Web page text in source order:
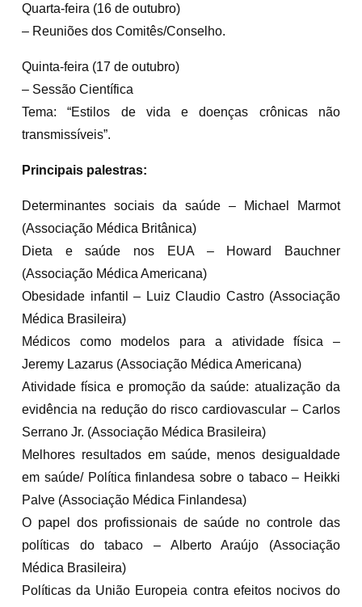
Quarta-feira (16 de outubro)
– Reuniões dos Comitês/Conselho.
Quinta-feira (17 de outubro)
– Sessão Científica
Tema: “Estilos de vida e doenças crônicas não
transmissíveis”.
Principais palestras:
Determinantes sociais da saúde – Michael Marmot
(Associação Médica Britânica)
Dieta e saúde nos EUA – Howard Bauchner
(Associação Médica Americana)
Obesidade infantil – Luiz Claudio Castro (Associação
Médica Brasileira)
Médicos como modelos para a atividade física –
Jeremy Lazarus (Associação Médica Americana)
Atividade física e promoção da saúde: atualização da
evidência na redução do risco cardiovascular – Carlos
Serrano Jr. (Associação Médica Brasileira)
Melhores resultados em saúde, menos desigualdade
em saúde/ Política finlandesa sobre o tabaco – Heikki
Palve (Associação Médica Finlandesa)
O papel dos profissionais de saúde no controle das
políticas do tabaco – Alberto Araújo (Associação
Médica Brasileira)
Políticas da União Europeia contra efeitos nocivos do